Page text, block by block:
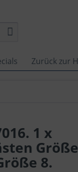
Zurück zur
1 x
8.